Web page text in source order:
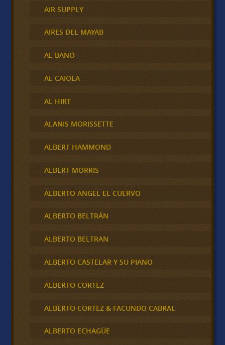
AIR SUPPLY
AIRES DEL MAYAB
AL BANO
AL CAIOLA
AL HIRT
ALANIS MORISSETTE
ALBERT HAMMOND
ALBERT MORRIS
ALBERTO ANGEL EL CUERVO
ALBERTO BELTRÁN
ALBERTO BELTRAN
ALBERTO CASTELAR Y SU PIANO
ALBERTO CORTEZ
ALBERTO CORTEZ & FACUNDO CABRAL
ALBERTO ECHAGÜE